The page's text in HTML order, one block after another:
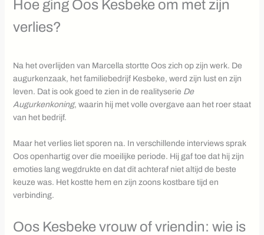
Hoe ging Oos Kesbeke om met zijn
verlies?
Na het overlijden van Marcella stortte Oos zich op zijn werk. De
augurkenzaak, het familiebedrijf Kesbeke, werd zijn lust en zijn
leven. Dat is ook goed te zien in de realityserie De
Augurkenkoning, waarin hij met volle overgave aan het roer staat
van het bedrijf.
Maar het verlies liet sporen na. In verschillende interviews sprak
Oos openhartig over die moeilijke periode. Hij gaf toe dat hij zijn
emoties lang wegdrukte en dat dit achteraf niet altijd de beste
keuze was. Het kostte hem en zijn zoons kostbare tijd en
verbinding.
Oos Kesbeke vrouw of vriendin: wie is